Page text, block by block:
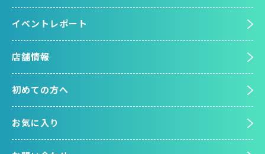
イベントレポート
店舗情報
初めての方へ
お気に入り